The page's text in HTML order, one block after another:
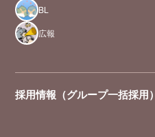
BL
広報
採用情報（グループ一括採用）